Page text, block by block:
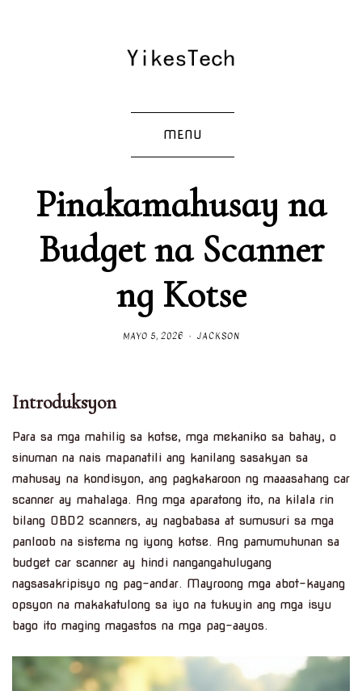
MENU
Pinakamahusay na
Budget na Scanner
ng Kotse
MAYO 5, 2026 JACKSON
Introduksyon
Para sa mga mahilig sa kotse, mga mekaniko sa bahay, o
sinuman na nais mapanatili ang kanilang sasakyan sa
mahusay na kondisyon, ang pagkakaroon ng maaasahang car
scanner ay mahalaga. Ang mga aparatong ito, na kilala rin
bilang OBD2 scanners, ay nagbabasa at sumusuri sa mga
panloob na sistema ng iyong kotse. Ang pamumuhunan sa
budget car scanner ay hindi nangangahulugang
nagsasakripisyo ng pag-andar. Mayroong mga abot-kayang
opsyon na makakatulong sa iyo na tukuyin ang mga isyu
bago ito maging magastos na mga pag-aayos.